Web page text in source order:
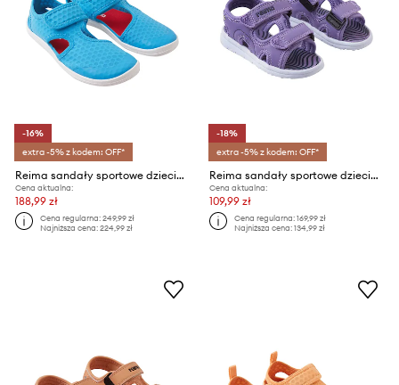
-16%
extra -5% z kodem: OFF*
Reima sandały sportowe dziecięce Rantaan
Cena aktualna:
188,99 zł
Cena regularna:249,99 zł
Najniższa cena:224,99 zł
-18%
extra -5% z kodem: OFF*
Reima sandały sportowe dziecięce Bungee
Cena aktualna:
109,99 zł
Cena regularna:169,99 zł
Najniższa cena:134,99 zł